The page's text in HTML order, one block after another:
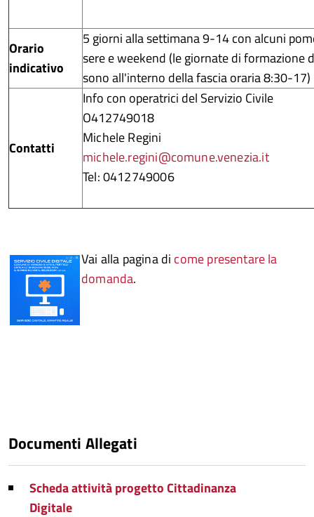
Orario
indicativo
5 giorni alla settimana 9-14 con alcuni
sere e weekend (le giornate di formazione
sono all'interno della fascia oraria 8:30-17)
Contatti
Info con operatrici del Servizio Civile
O412749018
Michele Regini
michele.regini@comune.venezia.it
Tel: 0412749006
Vai alla pagina di come presentare la
domanda.
Documenti Allegati
Scheda attività progetto Cittadinanza
Digitale